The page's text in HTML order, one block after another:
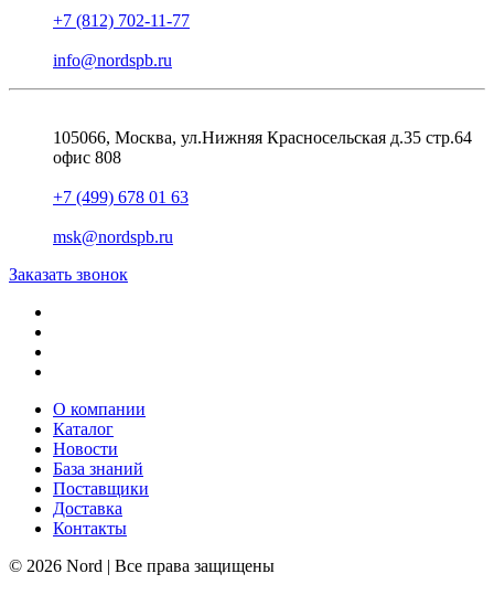
+7 (812) 702-11-77
info@nordspb.ru
105066, Москва, ул.Нижняя Красносельская д.35 стр.64
офис 808
+7 (499) 678 01 63
msk@nordspb.ru
Заказать звонок
О компании
Каталог
Новости
База знаний
Поставщики
Доставка
Контакты
© 2026 Nord | Все права защищены